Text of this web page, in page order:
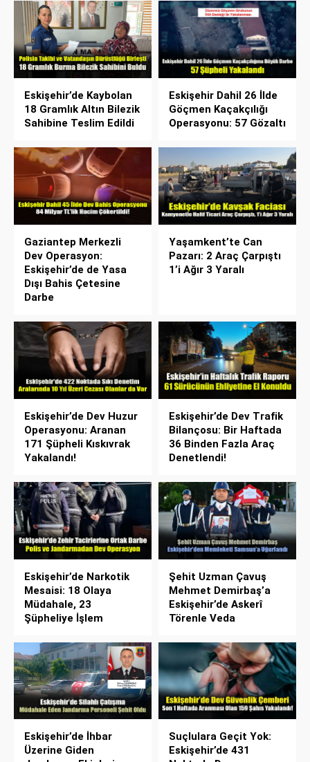
Eskişehir’de Kaybolan
18 Gramlık Altın Bilezik
Sahibine Teslim Edildi
Eskişehir Dahil 26 İlde
Göçmen Kaçakçılığı
Operasyonu: 57 Gözaltı
Gaziantep Merkezli
Dev Operasyon:
Eskişehir’de de Yasa
Dışı Bahis Çetesine
Darbe
Yaşamkent’te Can
Pazarı: 2 Araç Çarpıştı
1’i Ağır 3 Yaralı
Eskişehir’de Dev Huzur
Operasyonu: Aranan
171 Şüpheli Kıskıvrak
Yakalandı!
Eskişehir’de Dev Trafik
Bilançosu: Bir Haftada
36 Binden Fazla Araç
Denetlendi!
Eskişehir’de Narkotik
Mesaisi: 18 Olaya
Müdahale, 23
Şüpheliye İşlem
Şehit Uzman Çavuş
Mehmet Demirbaş’a
Eskişehir’de Askerî
Törenle Veda
Eskişehir’de İhbar
Üzerine Giden
Suçlulara Geçit Yok:
Eskişehir’de 431